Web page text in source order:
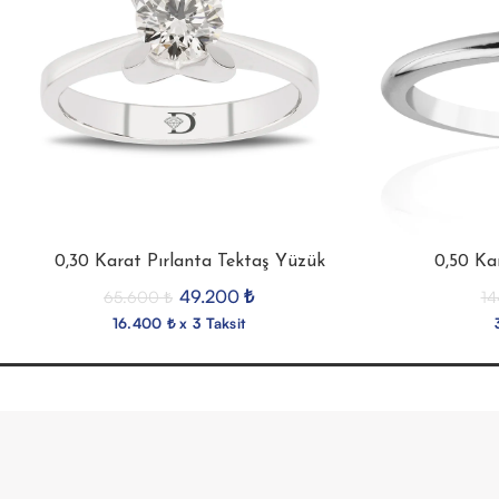
0,30 Karat Pırlanta Tektaş Yüzük
65.600₺ 49.200 ₺
16.400 ₺ x 3 Taksit
0,50